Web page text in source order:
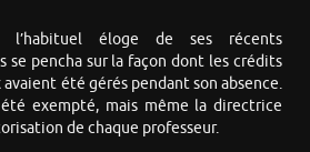
l’habituel éloge de ses récents
se pencha sur la façon dont les crédits
été gérés pendant son absence.
exempté, mais même la directrice
de chaque professeur.